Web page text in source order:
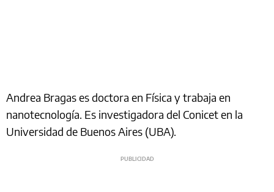
Andrea Bragas es doctora en Física y trabaja en
nanotecnología. Es investigadora del Conicet en la
Universidad de Buenos Aires (UBA).